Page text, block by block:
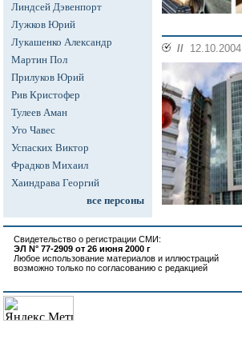
Линдсей Дэвенпорт
Лужков Юрий
Лукашенко Александр
Мартин Пол
Прилуков Юрий
Рив Кристофер
Тулеев Аман
Уго Чавес
Успаских Виктор
Фрадков Михаил
Хаиндрава Георгий
все персоны
// 12.10.2004
Свидетельство о регистрации СМИ:
ЭЛ N° 77-2909 от 26 июня 2000 г
Любое использование материалов и иллюстраций
возможно только по согласованию с редакцией